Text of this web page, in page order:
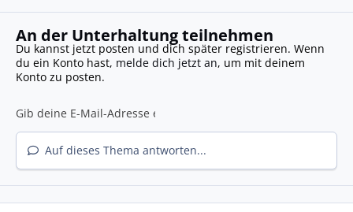
An der Unterhaltung teilnehmen
Du kannst jetzt posten und dich später registrieren. Wenn
du ein Konto hast, melde dich jetzt an, um mit deinem
Konto zu posten.
Auf dieses Thema antworten...